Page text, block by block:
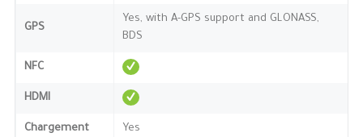
GPS
Yes, with A-GPS support and GLONASS,
BDS
NFC
HDMI
Chargement
Yes